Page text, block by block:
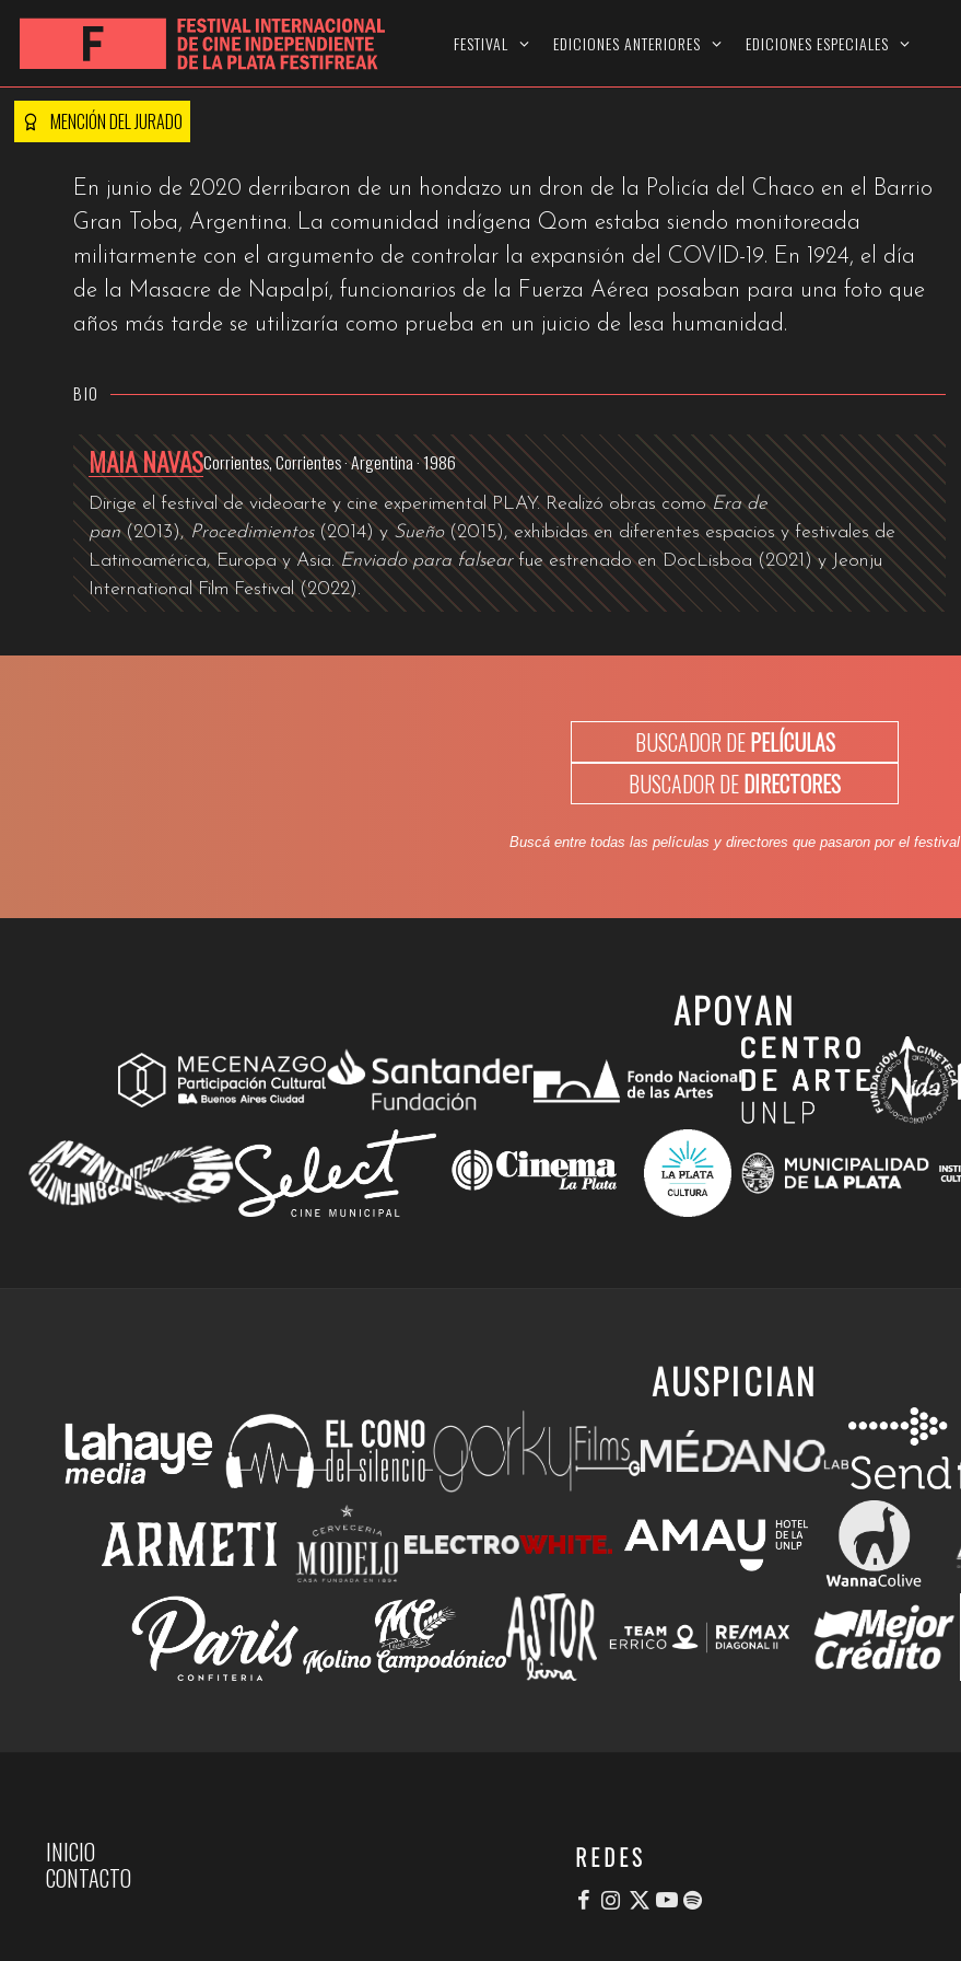
FESTIVAL EDICIONES ANTERIORES EDICIONES ESPECIALES
ENVIADO PARA FALSEAR
MENCIÓN DEL JURADO
En junio de 2020 derribaron de un hondazo un dron de la Policía del Chaco en el Barrio
Gran Toba, Argentina. La comunidad indígena Qom estaba siendo monitoreada
militarmente con el argumento de controlar la expansión del COVID-19. En 1924, el día
de la Masacre de Napalpí, funcionarios de la Fuerza Aérea posaban para una foto que
años más tarde se utilizaría como prueba en un juicio de lesa humanidad.
BIO
MAIA NAVASCorrientes, Corrientes · Argentina · 1986
Dirige el festival de videoarte y cine experimental PLAY. Realizó obras comoEra de
pan(2013),Procedimientos(2014) ySueño(2015), exhibidas en diferentes espacios y festivales de
Latinoamérica, Europa y Asia.Enviado para falsearfue estrenado en DocLisboa (2021) y Jeonju
International Film Festival (2022).
BUSCADOR DEPELÍCULAS
BUSCADOR DEDIRECTORES
Buscá entre todas las películas y directores que pasaron por el festival
APOYAN
AUSPICIAN
INICIO
CONTACTO
REDES